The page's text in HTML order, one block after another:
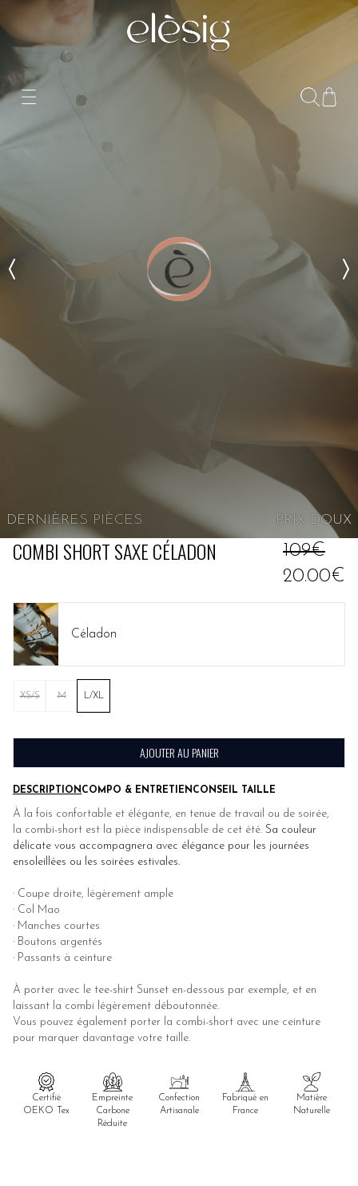
PRIX DOUX
DERNIÈRES PIÈCES
COMBI SHORT SAXE CÉLADON
109€
20.00€
Certifié
OEKO Tex
Empreinte
Carbone
Réduite
Confection
Artisanale
Fabriqué en
France
Matière
Naturelle
DESCRIPTIONCOMPO & ENTRETIENCONSEIL TAILLE
À la fois confortable et élégante, en tenue de travail ou de soirée,
la combi-short est la pièce indispensable de cet été. Sa couleur
délicate vous accompagnera avec élégance pour les journées
ensoleillées ou les soirées estivales.
· Coupe droite, légèrement ample
· Col Mao
· Manches courtes
· Boutons argentés
· Passants à ceinture
À porter avec le tee-shirt Sunset en-dessous par exemple, et en
laissant la combi légèrement déboutonnée.
Vous pouvez également porter la combi-short avec une ceinture
pour marquer davantage votre taille.
Céladon
XS/S M L/XL
AJOUTER AU PANIER